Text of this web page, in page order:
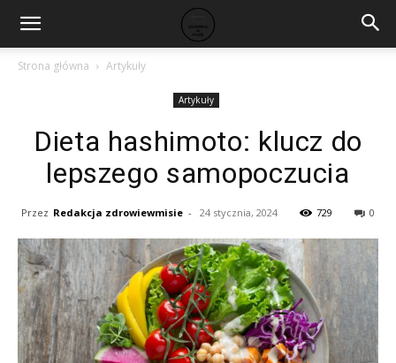
Strona główna Artykuły
Artykuły
Dieta hashimoto: klucz do
lepszego samopoczucia
Przez Redakcja zdrowiewmisie - 24 stycznia, 2024 729 0